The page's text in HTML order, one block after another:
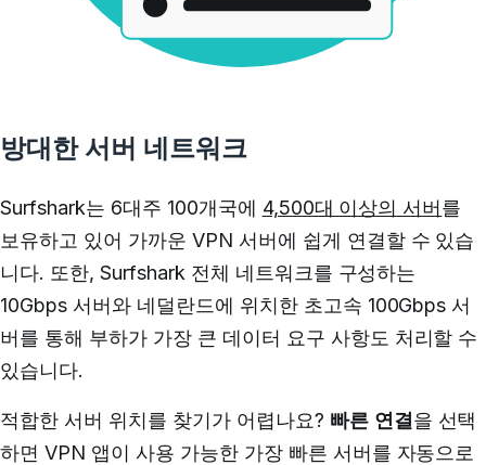
방대한 서버 네트워크
Surfshark는 6대주 100개국에 4,500대 이상의 서버를
보유하고 있어 가까운 VPN 서버에 쉽게 연결할 수 있습
니다. 또한, Surfshark 전체 네트워크를 구성하는
10Gbps 서버와 네덜란드에 위치한 초고속 100Gbps 서
버를 통해 부하가 가장 큰 데이터 요구 사항도 처리할 수
있습니다.
적합한 서버 위치를 찾기가 어렵나요? 빠른 연결을 선택
하면 VPN 앱이 사용 가능한 가장 빠른 서버를 자동으로